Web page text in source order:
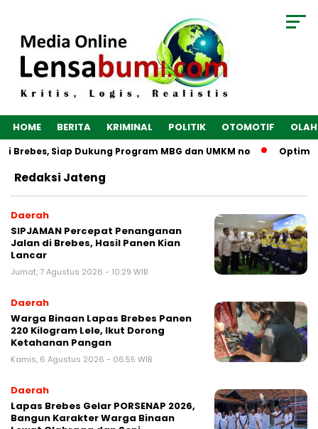
HOME BERITA KRIMINAL POLITIK OTOMOTIF
Siap Dukung Program MBG dan UMKM no
Redaksi Jateng
Daerah
SIPJAMAN Percepat Penanganan
Jalan di Brebes, Hasil Panen Kian
Lancar
Jumat, 7 Agustus 2026 - 10:29 WIB
Daerah
Warga Binaan Lapas Brebes Panen
220 Kilogram Lele, Ikut Dorong
Ketahanan Pangan
Kamis, 6 Agustus 2026 - 06:55 WIB
Daerah
Lapas Brebes Gelar PORSENAP 2026,
Bangun Karakter Warga Binaan